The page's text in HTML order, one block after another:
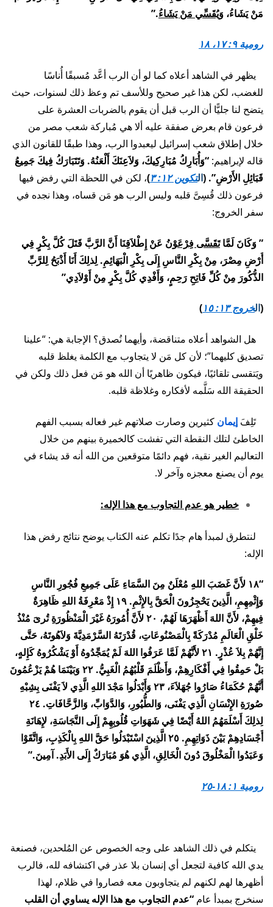
مَنْ يَشَاءُ، وَيُقَسِّي مَنْ يَشَاءُ.”
رومية ٩: ١٧، ١٨
يظهر في الشاهد أعلاه كما لو أن الرب أعَّد مُسبقًا أُناسًا
للغضب، لكن هذا غير صحيح وللأسف تم وعظ ذلك لسنوات، حيث
يتضح لنا جليًّا أن الرب قبل أن يقوم بالضربات العشرة على
فرعون قام بعرض صفقة عليه ألا هي مُباركة شعب مصر من
خلال إطلاق شعب إسرائيل ليعبدوا الرب، وهذا طبقًا للقانون الذي
قاله لإبراهيم: “وَأُبَارِكُ مُبَارِكِيكَ، وَلاَعِنَكَ أَلْعَنُهُ. وَتَتَبَارَكُ فِيكَ جَمِيعُ
قَبَائِلِ الأَرْضِ”. (التكوين ١٢: ٣ )، لكن في اللحظة التي رفض فيها
فرعون ذلك قُسِىَّ قلبه وليس الرب هو مَن قساه، وهذا نجده في
سفر الخروج:
” وَكَانَ لَمَّاتَقَسَّى فِرْعَوْنُ عَنْ إِطْلاَقِنَا أَنَّ الرَّبَّ قَتَلَ كُلَّ بِكْرٍ فِي
أَرْضِ مِصْرَ، مِنْ بِكْرِ النَّاسِ إِلَى بِكْرِ الْبَهَائِمِ. لِذلِكَ أَنَا أَذْبَحُ لِلرَّبِّ
الذُّكُورَ مِنْ كُلِّ فَاتِحِ رَحِمٍ، وَأَفْدِي كُلَّ بِكْرٍ مِنْ أَوْلاَدِي”
(الخروج ١٣: ١٥ )
هل الشواهد أعلاه متناقضة، وأيهما نُصدق؟ الإجابة هي: “علينا
تصديق كليهما”؛ لأن كل مَن لا يتجاوب مع الكلمة يغلظ قلبه
ويَتقسى تلقائيًا، فيكون ظاهريًا أن الله هو مَن فعل ذلك ولكن في
الحقيقة الله سَلَّمه لأفكاره وغلاظة قلبه.
تَلِفَ إيمان كثيرين وصارت صلاتهم غير فعاله بسبب الفهم
الخاطئ لتلك النقطة التي تفشت كالخميرة بينهم من خلال
التعاليم الغير نقية، فهم دائمًا متوقعين من الله أنه قد يشاء في
يوم أن يصنع معجزه وآخر لا.
خطير هو عدم التجاوب مع هذا الإله:
لنتطرق لمبدأ هام جدًا تكلم عنه الكتاب يوضح نتائج رفض هذا
الإله:
“١٨ لأَنَّ غَضَبَ اللهِ مُعْلَنٌ مِنَ السَّمَاءِ عَلَى جَمِيعِ فُجُورِ النَّاسِ
وَإِثْمِهِمِ، الَّذِينَ يَحْجِزُونَ الْحَقَّ بِالإِثْمِ. ١٩ إِذْ مَعْرِفَةُ اللهِ ظَاهِرَةٌ
فِيهِمْ، لأَنَّ اللهَ أَظْهَرَهَا لَهُمْ، ٢٠ لأَنَّ أُمُورَهُ غَيْرَ الْمَنْظُورَةِ تُرىَ مُنْذُ
خَلْقِ الْعَالَمِ مُدْرَكَةً بِالْمَصْنُوعَاتِ، قُدْرَتَهُ السَّرْمَدِيَّةَ وَلاَهُوتَهُ، حَتَّى
إِنَّهُمْ بِلاَ عُذْرٍ. ٢١ لأَنَّهُمْ لَمَّا عَرَفُوا اللهَ لَمْ يُمَجِّدُوهُ أَوْ يَشْكُرُوهُ كَإِلهٍ،
بَلْ حَمِقُوا فِي أَفْكَارِهِمْ، وَأَظْلَمَ قَلْبُهُمُ الْغَبِيُّ. ٢٢ وَبَيْنَمَا هُمْ يَزْعُمُونَ
أَنَّهُمْ حُكَمَاءُ صَارُوا جُهَلاَءَ، ٢٣ وَأَبْدَلُوا مَجْدَ اللهِ الَّذِي لاَ يَفْنَى بِشِبْهِ
صُورَةِ الإِنْسَانِ الَّذِي يَفْنَى، وَالطُّيُورِ، وَالدَّوَابِّ، وَالزَّحَّافَاتِ. ٢٤
لِذلِكَ أَسْلَمَهُمُ اللهُ أَيْضًا فِي شَهَوَاتِ قُلُوبِهِمْ إِلَى النَّجَاسَةِ، لإِهَانَةِ
أَجْسَادِهِمْ بَيْنَ ذَوَاتِهِمِ. ٢٥ الَّذِينَ اسْتَبْدَلُوا حَقَّ اللهِ بِالْكَذِبِ، وَاتَّقَوْا
وَعَبَدُوا الْمَخْلُوقَ دُونَ الْخَالِقِ، الَّذِي هُوَ مُبَارَكٌ إِلَى الأَبَدِ. آمِينَ.”
رومية ١: ١٨-٢٥
يتكلم في ذلك الشاهد على وجه الخصوص عن المُلحدين، فصنعة
يدي الله كافية لتجعل أي إنسان بلا عذر في اكتشافه لله، فالرب
أظهرها لهم لكنهم لم يتجاوبون معه فصاروا في ظلام، لهذا
سنخرج بمبدأ عام “عدم التجاوب مع هذا الإله يساوي أن القلب